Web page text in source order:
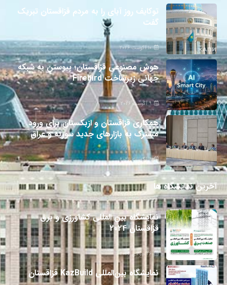
توکایف روز آبای را به مردم قزاقستان تبریک
گفت
10 آگوست 2026
هوش مصنوعی قزاقستان؛ پیوستن به شبکه
جهانی زیرساخت Firebird
9 آگوست 2026
همکاری قزاقستان و ازبکستان برای ورود
مشترک به بازارهای جدید سوریه و عراق
8 آگوست 2026
آخرین نمایشگاه ها
نمایشگاه بین المللی کشاورزی و برق
قزاقستان 2024
26 جولای 2024
نمایشگاه بین‌المللی KazBuild قزاقستان